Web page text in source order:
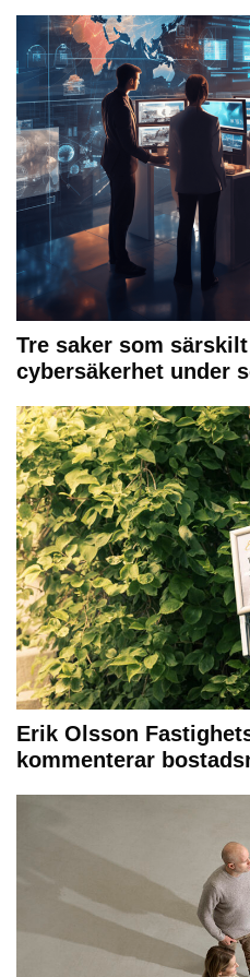
Tre saker som
cybersäkerhet under
Erik Olsson
kommenterar